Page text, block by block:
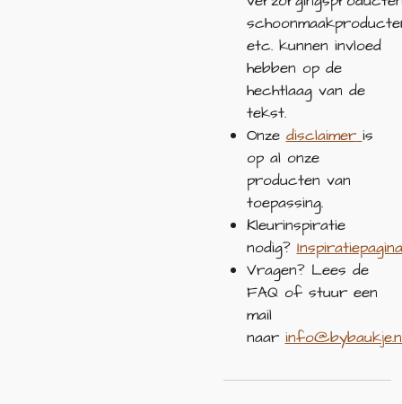
etc. kunnen invloed
hebben op de
hechtlaag van de
tekst.
Onze disclaimer is
op al onze
producten van
toepassing.
Kleurinspiratie
nodig?
Vragen? Lees de
FAQ of stuur een
mail
naar